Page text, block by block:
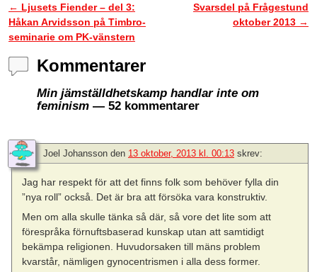
Inläggsnavigering
← Ljusets Fiender – del 3:
Håkan Arvidsson på Timbro-
seminarie om PK-vänstern
Svarsdel på Frågestund
oktober 2013 →
Kommentarer
Min jämställdhetskamp handlar inte om
feminism — 52 kommentarer
Joel Johansson den 13 oktober, 2013 kl. 00:13 skrev:
Jag har respekt för att det finns folk som behöver fylla din
”nya roll” också. Det är bra att försöka vara konstruktiv.
Men om alla skulle tänka så där, så vore det lite som att
förespråka förnuftsbaserad kunskap utan att samtidigt
bekämpa religionen. Huvudorsaken till mäns problem
kvarstår, nämligen gynocentrismen i alla dess former.